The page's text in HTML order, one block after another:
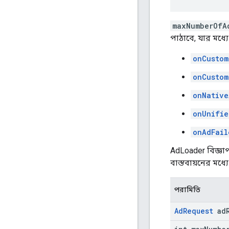
পাঠাবে, যার
AdLoader
বাস্তবায়নের
পরামিতি
AdRequest ad